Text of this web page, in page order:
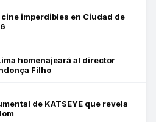
imperdibles en Ciudad de
homenajeará al director
Filho
de KATSEYE que revela